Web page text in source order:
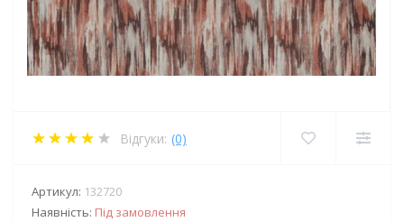
Відгуки: (0)
Артикул: 132720
Наявність: Під замовлення